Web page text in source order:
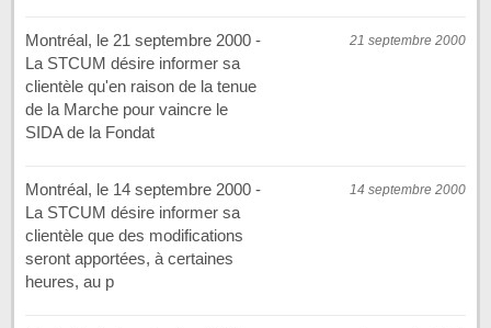
21 septembre 2000
Montréal, le 21 septembre 2000 -
La STCUM désire informer sa
clientèle qu'en raison de la tenue
de la Marche pour vaincre le
SIDA de la Fondat
14 septembre 2000
Montréal, le 14 septembre 2000 -
La STCUM désire informer sa
clientèle que des modifications
seront apportées, à certaines
heures, au p